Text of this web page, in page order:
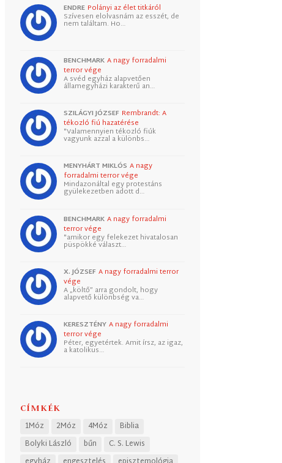
ENDRE Polányi az élet titkáról
Szívesen elolvasnám az esszét, de
nem találtam. Ho…
BENCHMARK A nagy forradalmi
terror vége
A svéd egyház alapvetően
államegyházi karakterű an…
SZILÁGYI JÓZSEF Rembrandt: A
tékozló fiú hazatérése
"Valamennyien tékozló fiúk
vagyunk azzal a különbs…
MENYHÁRT MIKLÓS A nagy
forradalmi terror vége
Mindazonáltal egy protestáns
gyülekezetben adott d…
BENCHMARK A nagy forradalmi
terror vége
"amikor egy felekezet hivatalosan
püspökké választ…
X. JÓZSEF A nagy forradalmi terror
vége
A „költő” arra gondolt, hogy
alapvető különbség va…
KERESZTÉNY A nagy forradalmi
terror vége
Péter, egyetértek. Amit írsz, az igaz,
a katolikus…
CÍMKÉK
1Móz 2Móz 4Móz
Biblia
Bolyki László
bűn
C. S. Lewis